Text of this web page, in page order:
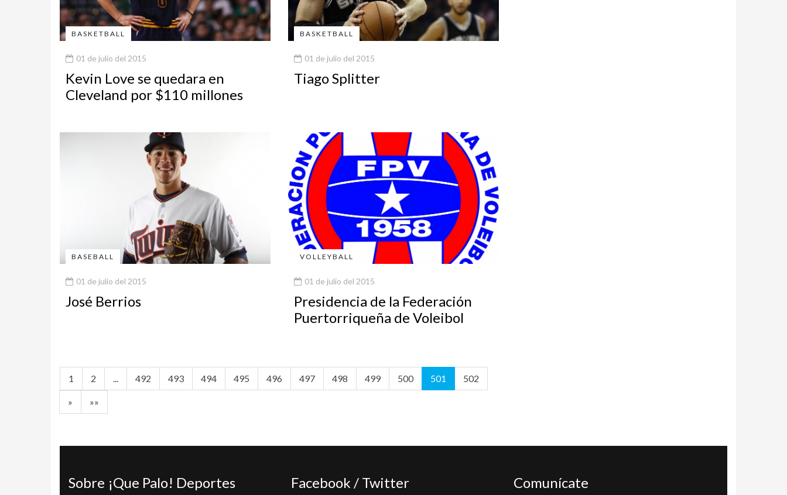
BASKETBALL
01 de julio del 2015
Kevin Love se quedara en
Cleveland por $110 millones
BASKETBALL
01 de julio del 2015
Tiago Splitter
BASEBALL
01 de julio del 2015
José Berrios
VOLLEYBALL
01 de julio del 2015
Presidencia de la Federación
Puertorriqueña de Voleibol
1 2 ... 492 493 494 495 496 497 498 499 500 501 502
» »»
Sobre ¡Que Palo! Deportes Facebook / Twitter Comunícate